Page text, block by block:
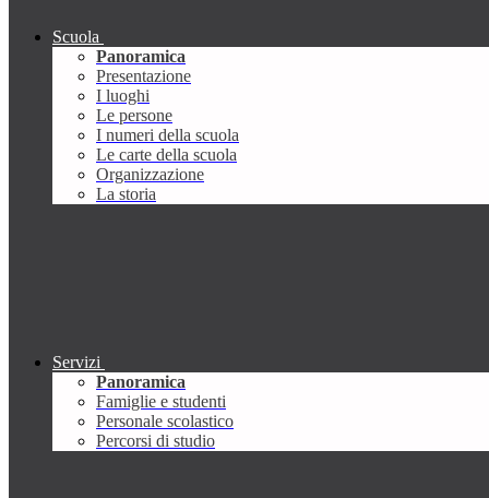
Scuola
Panoramica
Presentazione
I luoghi
Le persone
I numeri della scuola
Le carte della scuola
Organizzazione
La storia
Servizi
Panoramica
Famiglie e studenti
Personale scolastico
Percorsi di studio